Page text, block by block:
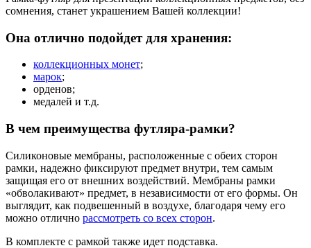
сомнения, станет украшением Вашей коллекции!
Она отлично подойдет для хранения:
коллекционных монет;
марок;
орденов;
медалей и т.д.
В чем преимущества футляра-рамки?
Силиконовые мембраны, расположенные с обеих сторон
рамки, надежно фиксируют предмет внутри, тем самым
защищая его от внешних воздействий. Мембраны рамки
«обволакивают» предмет, в независимости от его формы. Он
выглядит, как подвешенный в воздухе, благодаря чему его
можно отлично рассмотреть со всех сторон.
В комплекте с рамкой также идет подставка.